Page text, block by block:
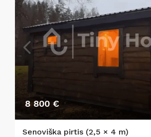
8 800 €
Senoviška pirtis (2,5 × 4 m)